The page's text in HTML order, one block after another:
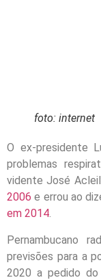
foto: internet
O ex-presidente
problemas
vidente José
2006 e errou ao
em 2014.
Pernambucano
previsões para a
2020 a pedido do